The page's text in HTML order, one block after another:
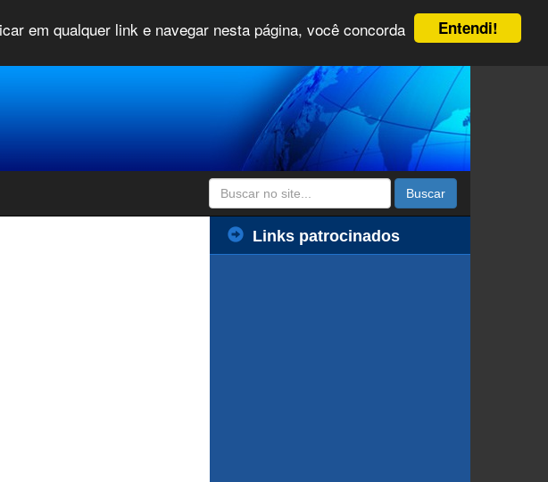
Entendi!
em qualquer link e navegar nesta página, você concorda
Buscar
Links patrocinados